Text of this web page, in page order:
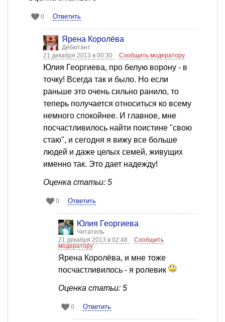
0 Ответить
Ярена Королёва
Дебютант
21 декабря 2013 в 00:30
Сообщить модератору
Юлия Георгиева, про белую ворону - в
точку! Всегда так и было. Но если
раньше это очень сильно ранило, то
теперь получается относиться ко всему
немного спокойнее. И главное, мне
посчастливилось найти поистине "свою
стаю", и сегодня я вижу все больше
людей и даже целых семей, живущих
именно так. Это дает надежду!
Оценка статьи: 5
0 Ответить
Юлия Георгиева
Читатель
21 декабря 2013 в 02:48
Сообщить
модератору
Ярена Королёва, и мне тоже
посчастливилось - я ролевик
Оценка статьи: 5
0 Ответить